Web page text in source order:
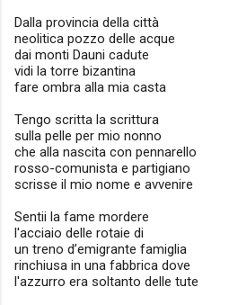
Dalla provincia della città
neolitica pozzo delle acque
dai monti Dauni cadute
vidi la torre bizantina
fare ombra alla mia casta
Tengo scritta la scrittura
sulla pelle per mio nonno
che alla nascita con pennarello
rosso-comunista e partigiano
scrisse il mio nome e avvenire
Sentii la fame mordere
l'acciaio delle rotaie di
un treno d’emigrante famiglia
rinchiusa in una fabbrica dove
l'azzurro era soltanto delle tute